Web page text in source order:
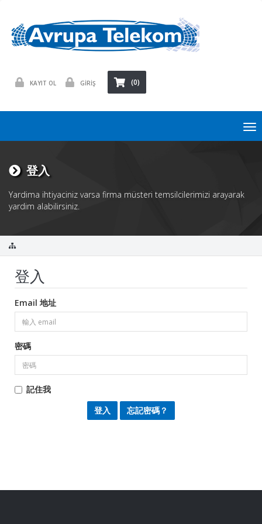
KAYIT OL GİRİŞ (0)
登入
Yardima ihtiyaciniz varsa firma müsteri temsilcilerimizi arayarak
yardim alabilirsiniz.
登入
Email 地址
密碼
記住我
忘記密碼？